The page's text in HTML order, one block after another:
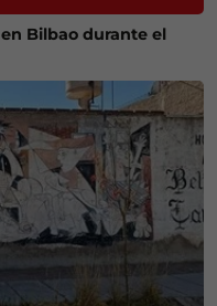
Bilbao durante el